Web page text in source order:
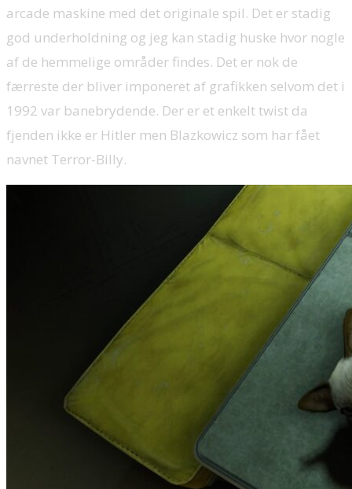
arcade maskine med det originale spil. Det er stadig
god underholdning og jeg kan stadig huske hvor nogle
af de hemmelige områder findes. Det er nok de
færreste der bliver imponeret af grafikken selvom det i
1992 var banebrydende. Der er et enkelt twist da
fjenden ikke er Hitler men Blazkowicz som har fået
navnet Terror-Billy.